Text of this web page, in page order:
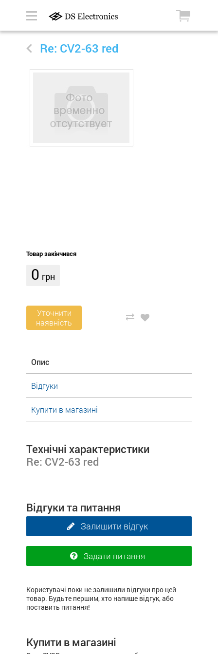
Re: CV2-63 red
Товар закінчився
0 грн
Уточнити
наявність
Опис
Відгуки
Купити в магазині
Технічні характеристики
Re: CV2-63 red
Відгуки та питання
Залишити відгук
Задати питання
Користувачі поки не залишили відгуки про цей
товар. Будьте першим, хто напише відгук, або
поставить питання!
Купити в магазині